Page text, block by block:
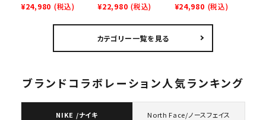
Tee サパーTシャツ
¥24,980 (税込)
Tee スピードTシャツ
¥22,980 (税込)
Denim Classic
シックロゴ 6パネルキ
ャップ ブラック
¥24,980 (税込)
カテゴリー一覧を見る
ブランドコラボレーション人気ランキング
NIKE /ナイキ North Face/ノースフェイス